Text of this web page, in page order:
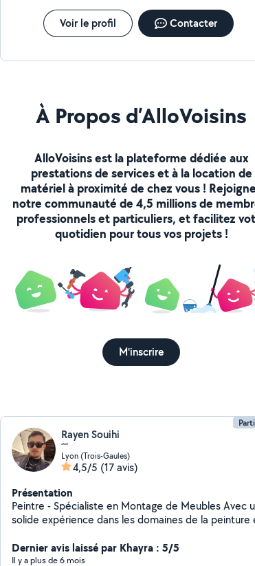
Voir le profil Contacter
À Propos d’AlloVoisins
AlloVoisins est la plateforme dédiée aux
prestations de services et à la location de
matériel à proximité de chez vous !
notre communauté de 4,5 millions de
professionnels et particuliers, et facilitez
quotidien pour tous vos projets !
M'inscrire
Rayen Souihi
´´´´´
Lyon (Trois-Gaules)
4,5/5 (17 avis)
Présentation
Peintre - Spécialiste en Montage de Meubles Avec une
solide expérience dans les domaines de la peinture
qualité pour embellir vos espaces et installer vos
équipements avec soin et précision. Mes
Dernier avis laissé par Khayra : 5/5
Il y a plus de 6 mois